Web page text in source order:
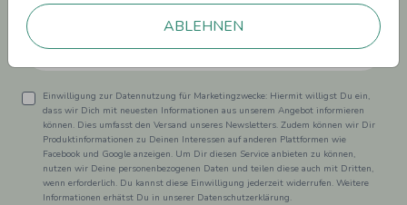
ABLEHNEN
Einwilligung zur Datennutzung für Marketingzwecke: Hiermit willigst Du ein,
dass wir Dich mit neuesten Informationen aus unserem Angebot informieren
können. Dies umfasst den Versand unseres Newsletters. Zudem können wir Dir
Produktinformationen zu Deinen Interessen auf anderen Plattformen wie
Facebook und Google anzeigen. Um Dir diesen Service anbieten zu können,
nutzen wir Deine personenbezogenen Daten und teilen diese auch mit Dritten,
wenn erforderlich. Du kannst diese Einwilligung jederzeit widerrufen. Weitere
Informationen erhätst Du in unserer Datenschutzerklärung.